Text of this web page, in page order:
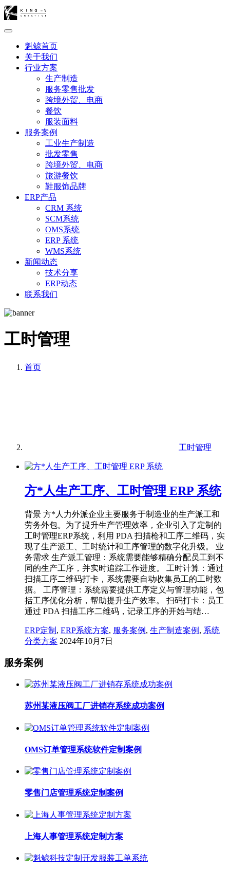
魁鲸首页
关于我们
行业方案
生产制造
服务零售批发
跨境外贸、电商
餐饮
服装面料
服务案例
工业生产制造
批发零售
跨境外贸、电商
旅游餐饮
鞋服饰品牌
ERP产品
CRM 系统
SCM系统
OMS系统
ERP 系统
WMS系统
新闻动态
技术分享
ERP动态
联系我们
工时管理
首页
工时管理
方*人生产工序、工时管理 ERP 系统
背景 方*人力外派企业主要服务于制造业的生产派工和
劳务外包。为了提升生产管理效率，企业引入了定制的
工时管理ERP系统，利用 PDA 扫描枪和工序二维码，实
现了生产派工、工时统计和工序管理的数字化升级。 业
务需求 生产派工管理：系统需要能够精确分配员工到不
同的生产工序，并实时追踪工作进度。 工时计算：通过
扫描工序二维码打卡，系统需要自动收集员工的工时数
据。 工序管理：系统需要提供工序定义与管理功能，包
括工序优化分析，帮助提升生产效率。 扫码打卡：员工
通过 PDA 扫描工序二维码，记录工序的开始与结…
ERP定制 , ERP系统方案, 服务案例 , 生产制造案例 , 系统
分类方案 2024年10月7日
服务案例
苏州某液压阀工厂进销存系统成功案例
OMS订单管理系统软件定制案例
零售门店管理系统定制案例
上海人事管理系统定制方案